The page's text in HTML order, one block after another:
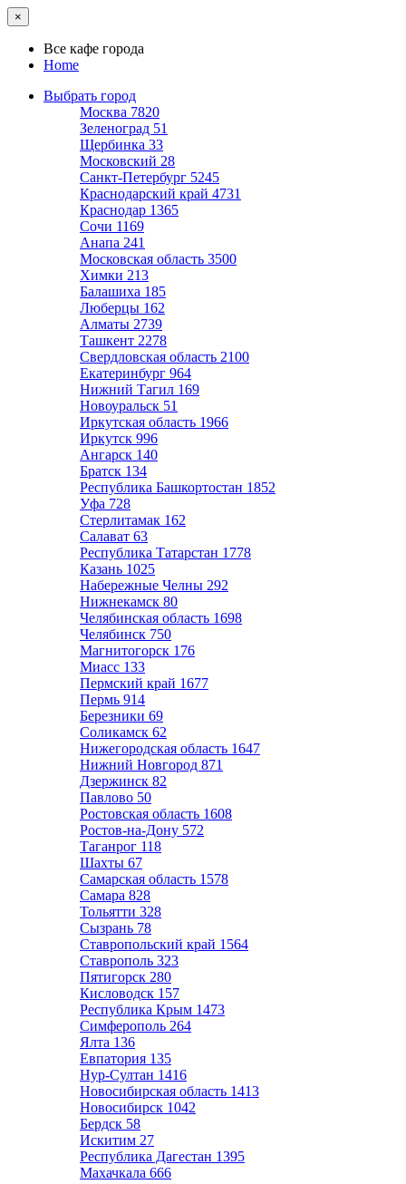
×
Все кафе города
Home
Выбрать город
Москва 7820
Зеленоград 51
Щербинка 33
Московский 28
Санкт-Петербург 5245
Краснодарский край 4731
Краснодар 1365
Сочи 1169
Анапа 241
Московская область 3500
Химки 213
Балашиха 185
Люберцы 162
Алматы 2739
Ташкент 2278
Свердловская область 2100
Екатеринбург 964
Нижний Тагил 169
Новоуральск 51
Иркутская область 1966
Иркутск 996
Ангарск 140
Братск 134
Республика Башкортостан 1852
Уфа 728
Стерлитамак 162
Салават 63
Республика Татарстан 1778
Казань 1025
Набережные Челны 292
Нижнекамск 80
Челябинская область 1698
Челябинск 750
Магнитогорск 176
Миасс 133
Пермский край 1677
Пермь 914
Березники 69
Соликамск 62
Нижегородская область 1647
Нижний Новгород 871
Дзержинск 82
Павлово 50
Ростовская область 1608
Ростов-на-Дону 572
Таганрог 118
Шахты 67
Самарская область 1578
Самара 828
Тольятти 328
Сызрань 78
Ставропольский край 1564
Ставрополь 323
Пятигорск 280
Кисловодск 157
Республика Крым 1473
Симферополь 264
Ялта 136
Евпатория 135
Нур-Султан 1416
Новосибирская область 1413
Новосибирск 1042
Бердск 58
Искитим 27
Республика Дагестан 1395
Махачкала 666